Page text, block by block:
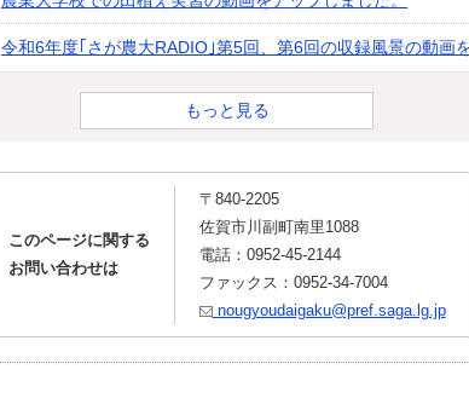
令和6年度｢さが農大RADIO｣第5回、第6回の収録風景の動画
もっと見る
このページに関する
お問い合わせは
〒840-2205
佐賀市川副町南里1088
電話：0952-45-2144
ファックス：0952-34-7004
nougyoudaigaku@pref.saga.lg.jp